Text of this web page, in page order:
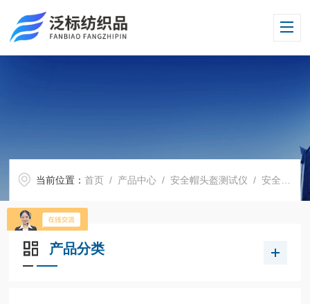
当前位置：首页 / 产品中心 /安全帽头盔测试仪 /安全帽冲击穿刺试验机
产品分类